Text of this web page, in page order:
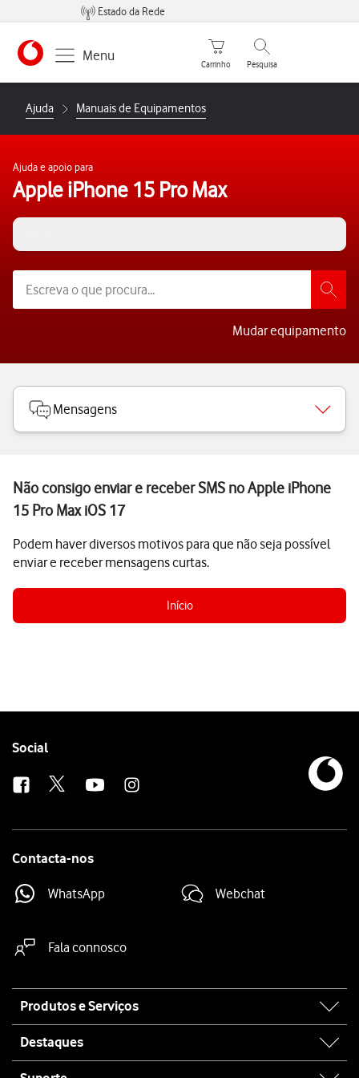
Estado da Rede
https://www.vodafone.pt
Menu
Carrinho de compras
Carrinho
Pesquisar
Pesquisa
Ajuda Manuais de Equipamentos
Ajuda e apoio para
Apple iPhone 15 Pro Max
Mudar equipamento
Mensagens
Não consigo enviar e receber SMS no Apple iPhone
15 Pro Max iOS 17
Podem haver diversos motivos para que não seja possível
enviar e receber mensagens curtas.
Início
Follow
Social
Contacta-nos
WhatsApp Webchat
Fala connosco
map
Produtos e Serviços
Destaques